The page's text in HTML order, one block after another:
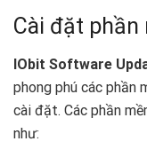
Cài đặt phần
IObit Software
phong phú các phần
cài đặt. Các phần
như: